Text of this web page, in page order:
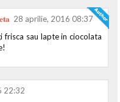
28 aprilie, 2016 08:37
frisca sau lapte in ciocolata
22:32